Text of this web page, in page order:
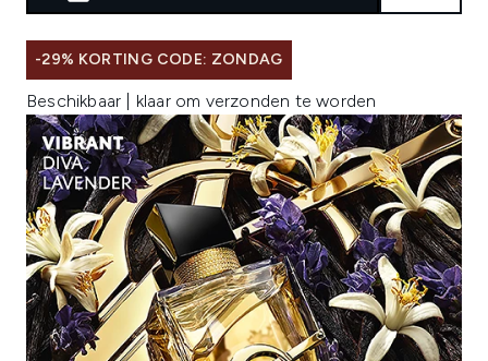
-29% KORTING CODE: ZONDAG
Beschikbaar | klaar om verzonden te worden